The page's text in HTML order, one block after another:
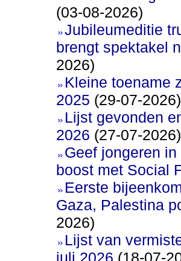
(03-08-2026)
Jubileumeditie
brengt spektakel
2026)
Kleine toename
2025 (29-07-2026)
Lijst gevonden
2026 (27-07-2026)
Geef jongeren
boost met Social
Eerste
Gaza, Palestina
2026)
Lijst van
juli 2026 (18-07-